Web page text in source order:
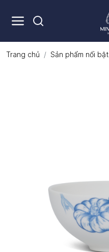
Trang chủ Sản phẩm nổi bật